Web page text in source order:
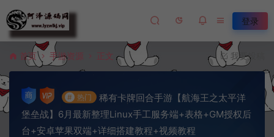
登录
首页 手游资源 正文 我要投稿
# 热门
稀有卡牌回合手游【航海王之太平洋
堡垒战】6月最新整理Linux手工服务端+表格+GM授权后
台+安卓苹果双端+详细搭建教程+视频教程